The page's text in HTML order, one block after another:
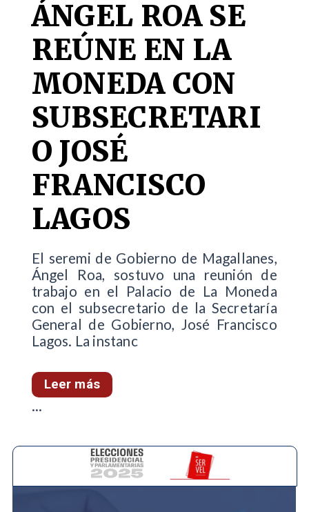
ÁNGEL ROA SE
REÚNE EN LA
MONEDA CON
SUBSECRETARI
O JOSÉ
FRANCISCO
LAGOS
El seremi de Gobierno de Magallanes,
Ángel Roa, sostuvo una reunión de
trabajo en el Palacio de La Moneda
con el subsecretario de la Secretaría
General de Gobierno, José Francisco
Lagos. La instanc
Leer más
...